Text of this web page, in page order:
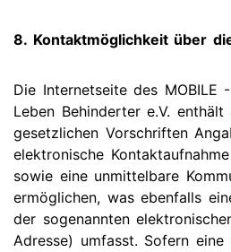
8. Kontaktmöglichkeit über
Die Internetseite des MOBILE
Leben Behinderter e.V.
gesetzlichen Vorschriften
elektronische
sowie eine unmittelbare
ermöglichen, was ebenfalls
der sogenannten
Adresse) umfasst. Sofern